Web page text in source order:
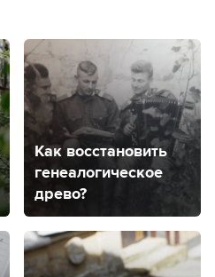
Как восстановить
генеалогическое
древо?